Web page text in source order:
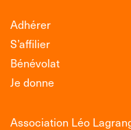
Adhérer
S’affilier
Bénévolat
Je donne
Association Léo